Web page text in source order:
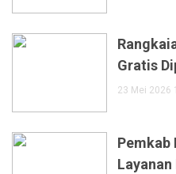
Gratis
23 Mei 2026